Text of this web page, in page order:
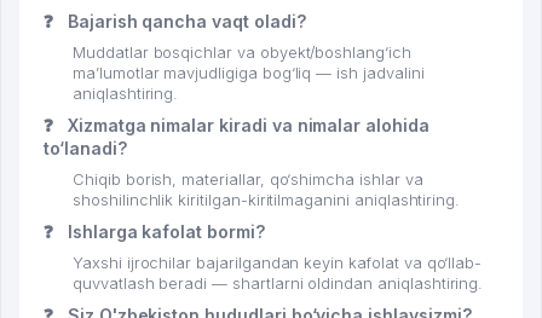
❓ Bajarish qancha vaqt oladi?
Muddatlar bosqichlar va obyekt/boshlang‘ich
ma’lumotlar mavjudligiga bog‘liq — ish jadvalini
aniqlashtiring.
❓
Xizmatga nimalar kiradi va nimalar alohida
to‘lanadi?
Chiqib borish, materiallar, qo‘shimcha ishlar va
shoshilinchlik kiritilgan-kiritilmaganini aniqlashtiring.
❓ Ishlarga kafolat bormi?
Yaxshi ijrochilar bajarilgandan keyin kafolat va qo‘llab-
quvvatlash beradi — shartlarni oldindan aniqlashtiring.